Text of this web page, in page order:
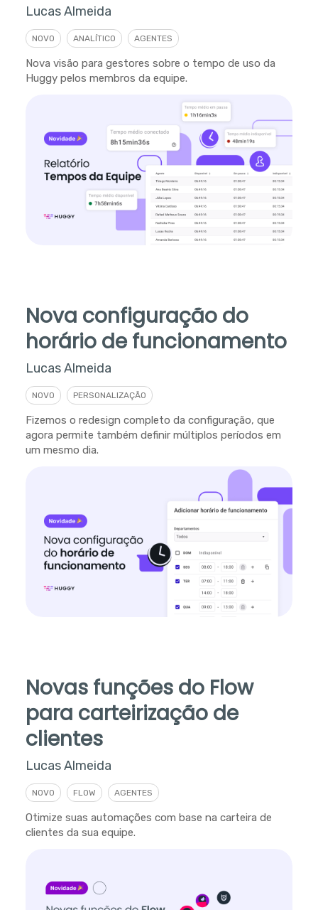
Lucas Almeida
NOVO ANALÍTICO AGENTES
Nova visão para gestores sobre o tempo de uso da
Huggy pelos membros da equipe.
Nova configuração do
horário de funcionamento
Lucas Almeida
NOVO PERSONALIZAÇÃO
Fizemos o redesign completo da configuração, que
agora permite também definir múltiplos períodos em
um mesmo dia.
Novas funções do Flow
para carteirização de
clientes
Lucas Almeida
NOVO FLOW AGENTES
Otimize suas automações com base na carteira de
clientes da sua equipe.